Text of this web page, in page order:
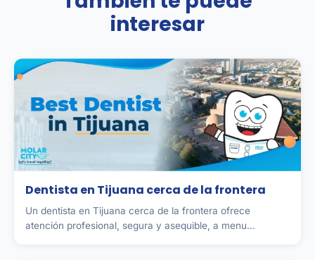
interesar
Dentista en Tijuana cerca de la frontera
Un dentista en Tijuana cerca de la frontera ofrece
atención profesional, segura y asequible, a menu...